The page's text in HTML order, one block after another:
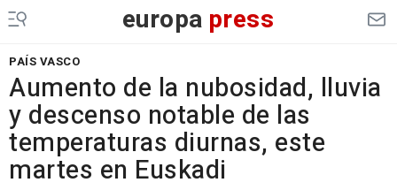
europa press
PAÍS VASCO
Aumento de la nubosidad, lluvia
y descenso notable de las
temperaturas diurnas, este
martes en Euskadi